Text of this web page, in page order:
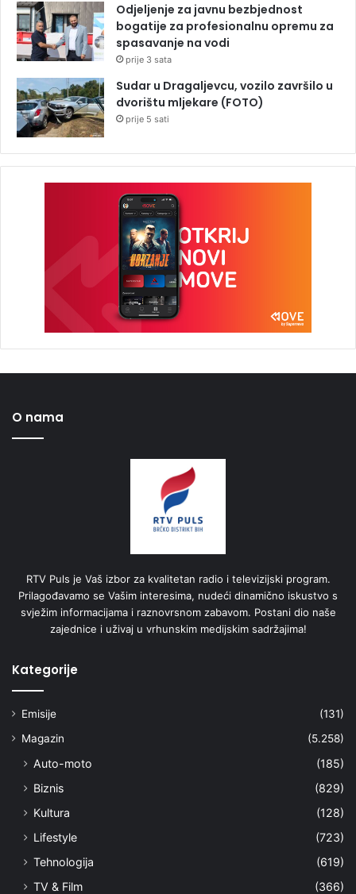
Odjeljenje za javnu bezbjednost
bogatije za profesionalnu opremu za
spasavanje na vodi
prije 3 sata
Sudar u Dragaljevcu, vozilo završilo u
dvorištu mljekare (FOTO)
prije 5 sati
O nama
RTV Puls je Vaš izbor za kvalitetan radio i televizijski program.
Prilagođavamo se Vašim interesima, nudeći dinamično iskustvo s
svježim informacijama i raznovrsnom zabavom. Postani dio naše
zajednice i uživaj u vrhunskim medijskim sadržajima!
Kategorije
Emisije
(131)
Magazin
(5.258)
Auto-moto
(185)
Biznis
(829)
Kultura
(128)
Lifestyle
(723)
Tehnologija
(619)
TV & Film
(366)